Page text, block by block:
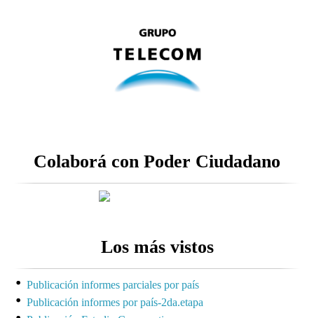
Colaborá con Poder Ciudadano
Los más vistos
Publicación informes parciales por país
Publicación informes por país-2da.etapa